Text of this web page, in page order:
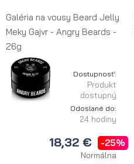
Galéria na vousy Beard Jelly
Meky Gajvr - Angry Beards -
26g
Dostupnosť:
Produkt
dostupný
Odoslané do:
24 hodiny
18,32 € -25%
Normálna